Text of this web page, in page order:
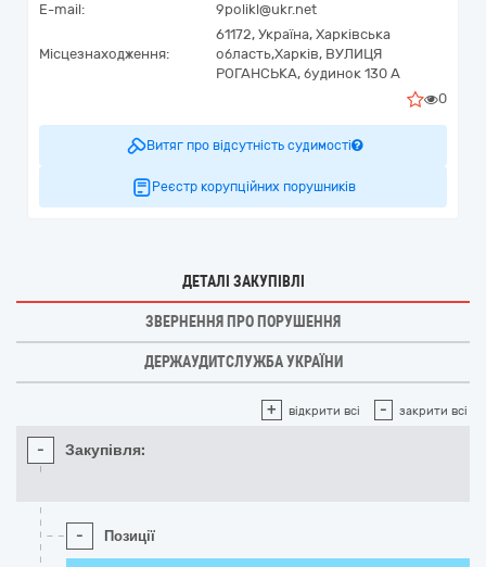
E-mail:
9polikl@ukr.net
Місцезнаходження:
61172, Україна, Харківська
область,Харків, ВУЛИЦЯ
РОГАНСЬКА, будинок 130 А
0
Витяг про відсутність судимості
Реєстр корупційних порушників
ДЕТАЛІ ЗАКУПІВЛІ
ЗВЕРНЕННЯ ПРО ПОРУШЕННЯ
ДЕРЖАУДИТСЛУЖБА УКРАЇНИ
+ відкрити всі - закрити всі
- Закупівля:
- Позиції